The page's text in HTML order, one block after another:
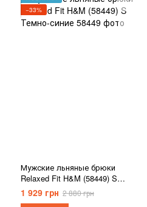
−33%
Мужские льняные брюки
Relaxed Fit H&M (58449) S
Темно-синие
1 929 грн 2 880 грн